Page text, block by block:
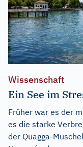
Wissenschaft
Ein See im
Früher war es der
es die starke
der Quagga-